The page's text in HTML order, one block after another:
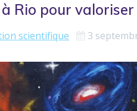
Rio pour
scientifique 3